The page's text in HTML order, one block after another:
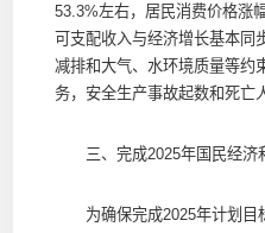
53.3%左右，居民消费价格涨
可支配收入与经济增长基本同
减排和大气、水环境质量等约
务，安全生产事故起数和死亡
三、完成2025年国民经济
为确保完成2025年计划目